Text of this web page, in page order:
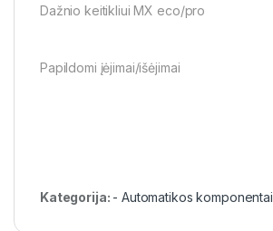
Dažnio keitikliui MX eco/pro
Papildomi įėjimai/išėjimai
Kategorija: - Automatikos komponentai